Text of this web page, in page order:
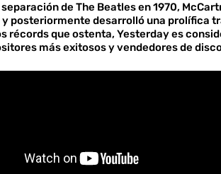
separación de The Beatles en 1970,
posteriormente desarrolló una prolífica
récords que ostenta, Yesterday es
más exitosos y vendedores de